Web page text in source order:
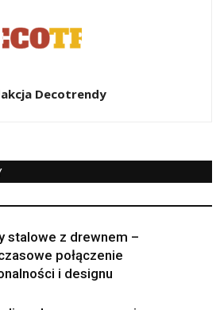
Decotrendy
stalowe z drewnem –
połączenie
i designu